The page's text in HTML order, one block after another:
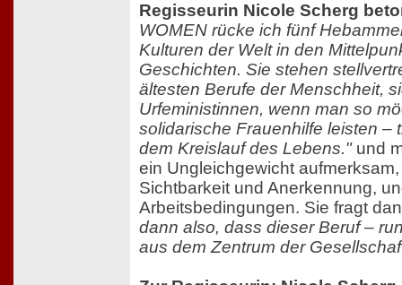
Regisseurin Nicole Scherg
WOMEN rücke ich fünf
Kulturen der Welt in den
Geschichten. Sie stehen
ältesten Berufe der Menschheit,
Urfeministinnen, wenn man so
solidarische Frauenhilfe leisten –
dem Kreislauf des Lebens."und
ein Ungleichgewicht
Sichtbarkeit und Anerkennung,
Arbeitsbedingungen. Sie fragt
dann also, dass dieser Beruf –
aus dem Zentrum der